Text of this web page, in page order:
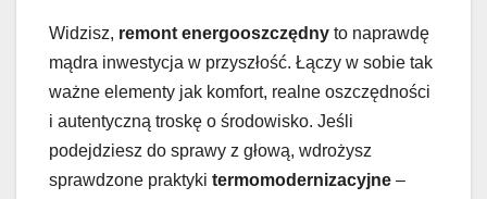
Widzisz, remont energooszczędny to naprawdę
mądra inwestycja w przyszłość. Łączy w sobie tak
ważne elementy jak komfort, realne oszczędności
i autentyczną troskę o środowisko. Jeśli
podejdziesz do sprawy z głową, wdrożysz
sprawdzone praktyki termomodernizacyjne –